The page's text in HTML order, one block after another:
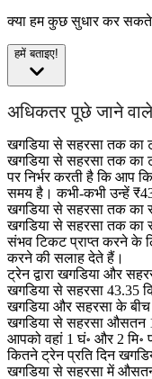
क्या हम कुछ सुधार कर
हमें बताइए!
अधिकतर पूछे जाने
खगडिया से सहरसा तक का
खगडिया से सहरसा तक का
पर निर्भर करती है कि आप
समय है। कभी-कभी उन्हें
खगडिया से सहरसा तक का
खगडिया से सहरसा तक का
संभव टिकट प्राप्त करने के
करने की सलाह देते हैं।
ट्रेन द्वारा खगडिया और
खगडिया से सहरसा 43.35
खगडिया और सहरसा के
खगडिया से सहरसा औसतन
आपको वहां 1 घं॰ और 2 मि॰
कितने ट्रेन प्रति दिन
खगडिया से सहरसा में